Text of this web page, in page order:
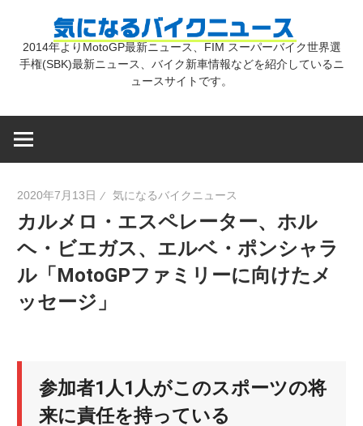
気
バ
イ
ニ
2014年よりMotoGP最新ニュース、FIM スーパーバイク世界選
手権(SBK)最新ニュース、バイク新車情報などを紹介しているニ
ュースサイトです。
2020年7月13日 気になるバイクニュース
カルメロ・エスペレーター、ホル
ヘ・ビエガス、エルベ・ポンシャラ
ル「MotoGPファミリーに向けたメ
ッセージ」
参加者1人1人がこのスポーツの将
来に責任を持っている